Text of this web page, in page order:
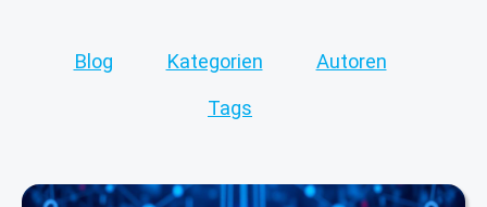
Blog Kategorien Autoren
Tags